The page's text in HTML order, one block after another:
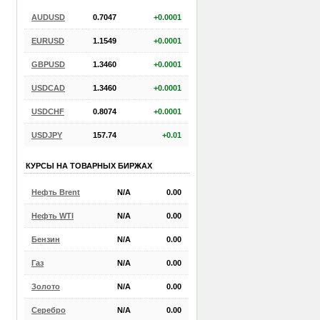
AUDUSD 0.7047 +0.0001
EURUSD 1.1549 +0.0001
GBPUSD 1.3460 +0.0001
USDCAD 1.3460 +0.0001
USDCHF 0.8074 +0.0001
USDJPY 157.74 +0.01
КУРСЫ НА ТОВАРНЫХ БИРЖАХ
Нефть Brent N/A 0.00
Нефть WTI N/A 0.00
Бензин N/A 0.00
Газ N/A 0.00
Золото N/A 0.00
Серебро N/A 0.00